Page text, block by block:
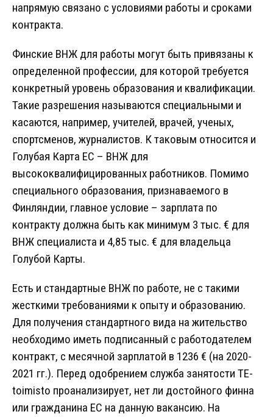
напрямую связано с условиями работы и сроками
контракта.
Финские ВНЖ для работы могут быть привязаны к
определенной профессии, для которой требуется
конкретный уровень образования и квалификации.
Такие разрешения называются специальными и
касаются, например, учителей, врачей, ученых,
спортсменов, журналистов. К таковым относится и
Голубая Карта ЕС – ВНЖ для
высококвалифицированных работников. Помимо
специального образования, признаваемого в
Финляндии, главное условие – зарплата по
контракту должна быть как минимум 3 тыс. € для
ВНЖ специалиста и 4,85 тыс. € для владельца
Голубой Карты.
Есть и стандартные ВНЖ по работе, не с такими
жесткими требованиями к опыту и образованию.
Для получения стандартного вида на жительство
необходимо иметь подписанный с работодателем
контракт, с месячной зарплатой в 1236 € (на 2020-
2021 гг.). Перед одобрением служба занятости TE-
toimisto проанализирует, нет ли достойного финна
или гражданина ЕС на данную вакансию. На